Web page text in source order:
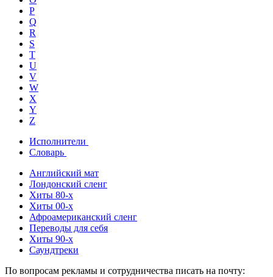
P
Q
R
S
T
U
V
W
X
Y
Z
Исполнители
Словарь
Английский мат
Лондонский сленг
Хиты 80-х
Хиты 00-х
Афроамериканский сленг
Переводы для себя
Хиты 90-х
Саундтреки
По вопросам рекламы и сотрудничества писать на почту: